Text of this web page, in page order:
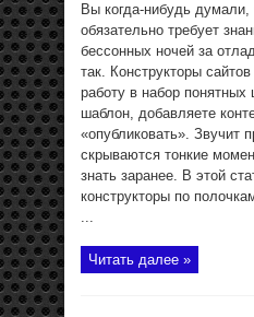
Вы когда-нибудь думали,
обязательно требует
бессонных ночей за
так. Конструкторы
работу в набор понятных
шаблон, добавляете
«опубликовать». Звучит
скрываются тонкие
знать заранее. В этой
конструкторы по
...
Читать далее »